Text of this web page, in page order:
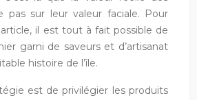
pas sur leur valeur faciale. Pour
il est tout à fait possible de
garni de saveurs et d’artisanat
histoire de l’île.
est de privilégier les produits